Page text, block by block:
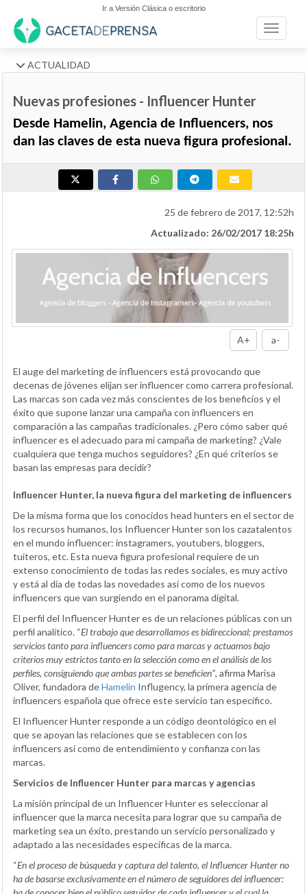
Ir a Versión Clásica o escritorio
Toggle
ACTUALIDAD
Nuevas profesiones - Influencer Hunter
Desde Hamelin, Agencia de Influencers, nos
dan las claves de esta nueva figura profesional.
25 de febrero de 2017, 12:52h
Actualizado: 26/02/2017 18:25h
A+ a-
El auge del marketing de influencers está provocando que
decenas de jóvenes elijan ser influencer como carrera profesional.
Las marcas son cada vez más conscientes de los beneficios y el
éxito que supone lanzar una campaña con influencers en
comparación a las campañas tradicionales. ¿Pero cómo saber qué
influencer es el adecuado para mi campaña de marketing? ¿Vale
cualquiera que tenga muchos seguidores? ¿En qué criterios se
basan las empresas para decidir?
Influencer Hunter, la nueva figura del marketing de influencers
De la misma forma que los conocidos head hunters en el sector de
los recursos humanos, los Influencer Hunter son los cazatalentos
en el mundo influencer: instagramers, youtubers, bloggers,
tuiteros, etc. Esta nueva figura profesional requiere de un
extenso conocimiento de todas las redes sociales, es muy activo
y está al día de todas las novedades así como de los nuevos
influencers que van surgiendo en el panorama digital.
El perfil del Influencer Hunter es de un relaciones públicas con un
perfil analítico. “El trabajo que desarrollamos es bidireccional: prestamos
servicios tanto para influencers como para marcas y actuamos bajo
criterios muy estrictos tanto en la selección como en el análisis de los
perfiles, consiguiendo que ambas partes se beneficien”, afirma Marisa
Oliver, fundadora deHamelin Influgency, la primera agencia de
influencers española que ofrece este servicio tan específico.
El Influencer Hunter responde a un código deontológico en el
que se apoyan las relaciones que se establecen con los
influencers así como de entendimiento y confianza con las
marcas.
Servicios de Influencer Hunter para marcas y agencias
La misión principal de un Influencer Hunter es seleccionar al
influencer que la marca necesita para lograr que su campaña de
marketing sea un éxito, prestando un servicio personalizado y
adaptado a las necesidades específicas de la marca.
“En el proceso de búsqueda y captura del talento, el Influencer Hunter no
ha de basarse exclusivamente en el número de seguidores del influencer: